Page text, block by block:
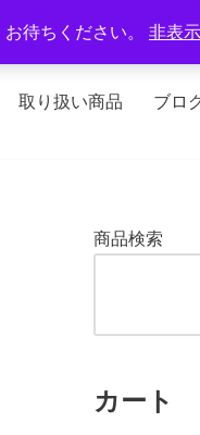
待ちください。 非表示
時 定休日：火曜日、
取り扱い商品 ブロ
商品検索
カート